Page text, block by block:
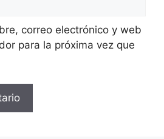
correo electrónico y web
para la próxima vez que